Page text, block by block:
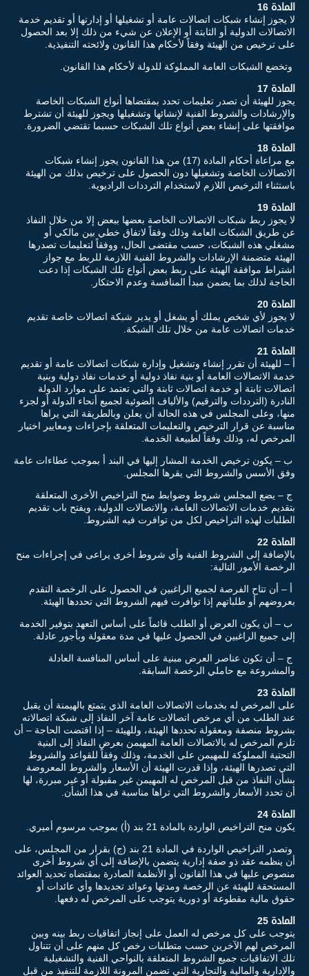
المادة 16
لا يجوز إنشاء شبكات اتصالات عامة أو تشغيلها أو إدارتها أو تقديم خدمة
الاتصالات الدولية أو الثابتة أو الإعلان عن شيء من ذلك إلا بعد الحصول
على ترخيص من الهيئة وفقاً لأحكام هذا القانون ولائحته التنفيذية.
وتخضع الشبكات العامة المملوكة للدولة لأحكام هذا القانون.
المادة 17
يجوز للهيئة أن تصدر تعليمات تحدد بمقتضاها أنواع الشبكات الخاصة
والإرشادات والشروط الفنية لإنشائها وتشغيلها ويجوز للهيئة أن تشترط
موافقتها على إنشاء بعض أنواع تلك الشبكات حسبما تقتضي الضرورة.
المادة 18
مع مراعاة أحكام المادة (17) من هذا القانون يجوز إنشاء شبكات
الاتصالات الخاصة وتشغيلها دون الحصول على ترخيص بذلك من الهيئة
باستثناء الترخيص اللازم لاستخدام الترددات الراديوية.
المادة 19
لا يجوز ربط شبكات الاتصالات الخاصة بعضها ببعض إلا من خلال النفاذ
عن طريق الشبكات العامة وذلك وفقاً لاتفاق خطي بين مالكي أو
مشغلي هذه الشبكات، حسب مقتضى الحال، ووفقاً لتعليمات تصدرها
الهيئة متضمنة الإرشادات والشروط الفنية اللازمة للربط مع جواز
اشتراط موافقة الهيئة على ربط بعض أنواع تلك الشبكات إذا دعت
الحاجة لذلك بما يضمن مبدأ المنافسة وعدم الاحتكار.
المادة 20
لا يجوز لأي شخص يملك أو يشغل أو يدير شبكة اتصالات خاصة تقديم
خدمات اتصالات عامة من خلال تلك الشبكة.
المادة 21
أ – للهيئة أن تقرر إنشاء وتشغيل وإدارة شبكات اتصالات عامة أو تقديم
خدمة الاتصالات العامة أو بنية نفاذ دولية أو خدمات نفاذ دولية وبنية
اتصالات ثابتة أو خدمة اتصالات ثابتة والتي تعتمد على موارد الدولة
النادرة (الترددات والترقيم) والألياف الضوئية لجميع أنحاء الدولة أو لجزء
منها، وعلى المجلس في هذه الحالة أن يعلن وبالطريقة التي يراها
مناسبة عن قرار الترخيص والتعليمات المتعلقة بإجراءات ومعايير اختيار
المرخص له، وذلك وفقاً لطبيعة الخدمة.
ب – يكون ترخيص الخدمة المشار إليها في البند أ بموجب عطاءات عامة
وفق الأسس والشروط التي يقرها المجلس.
ج – يضع المجلس شروط وضوابط منح التراخيص الأخرى المتعلقة
بتقديم خدمات الاتصالات العامة، والاتصالات الدولية، ويفتح باب تقديم
الطلبات لهذه التراخيص لكل من توافرت فيه الشروط.
المادة 22
بالإضافة إلى الشروط الفنية وأي شروط أخرى يراعى في إجراءات منح
الرخصة الأمور التالية:
أ – أن تتاح الفرصة لجميع الراغبين في الحصول على الرخصة التقدم
بعروضهم أو طلباتهم إذا توافرت فيهم الشروط التي تحددها الهيئة.
ب – أن يكون العرض أو الطلب قائماً على أساس التعهد بتوفير الخدمة
إلى جميع الراغبين في الحصول عليها في مدة معقولة وبأجور عادلة.
ج – أن تكون عناصر العرض مبنية على أساس المنافسة العادلة
والمشروعة مع حاملي الرخصة السابقة.
المادة 23
على المرخص له بخدمات الاتصالات العامة الذي يتمتع بالهيمنة أن يقبل
عند الطلب من أي مرخص اتصالات عامة آخر النفاذ إلى شبكة اتصالاته
بشروط منصفة ومعقولة تحددها الهيئة، وللهيئة – إذا اقتضت الحاجة – أن
تلزم المرخص له بالاتصالات العامة المهيمن بعرض النفاذ إلى البنية
التحتية المملوكة للمهيمن على الخدمة، وذلك وفقاً للقواعد والشروط
التي تصدرها الهيئة، وإذا قدرت الهيئة أن الأسعار والشروط المعروضة
بشأن النفاذ من قبل المرخص له المهيمن غير مقبولة أو غير مبررة، لها
أن تحدد الأسعار والشروط التي تراها مناسبة في هذا الشأن.
المادة 24
يكون منح التراخيص الواردة بالمادة 21 بند (أ) بموجب مرسوم أميري.
وتصدر التراخيص الواردة في المادة 21 بند (ج) بقرار من المجلس، على
أن ينظمه عقد ذو صفة إدارية يتضمن بالإضافة إلى أي شروط أخرى
منصوص عليها في هذا القانون أو الأنظمة الصادرة بمقتضاه تحديد العوائد
المستحقة للهيئة عن الرخصة ومدتها وعوائد تجديدها وأي عائدات أو
حقوق مالية مقطوعة أو دورية يتوجب على المرخص له دفعها.
المادة 25
يتوجب على كل مرخص له العمل على إنجاز اتفاقيات ربط بينه وبين
المرخص لهم الآخرين حسب متطلبات رخص كل منهم على أن تتناول
تلك الاتفاقيات جميع الشروط المتعلقة بالنواحي الفنية والتشغيلية
والإدارية والمالية والتجارية التي تضمن المرونة اللازمة للتنفيذ من قبل